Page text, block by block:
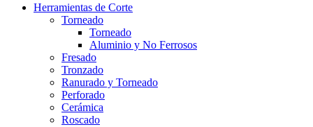
Herramientas de Corte
Torneado
Torneado
Aluminio y No Ferrosos
Fresado
Tronzado
Ranurado y Torneado
Perforado
Cerámica
Roscado